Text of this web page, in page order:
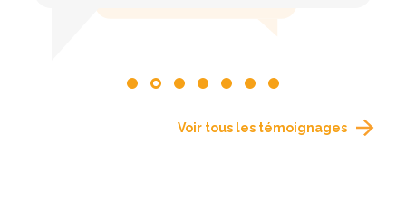
Voir tous les témoignages